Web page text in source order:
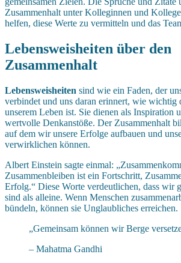
Zusammenhalt unter Kolleginnen und
helfen, diese Werte zu vermitteln und das
Lebensweisheiten über den
Zusammenhalt
Lebensweisheiten sind wie ein Faden, der
verbindet und uns daran erinnert, wie wichtig
unserem Leben ist. Sie dienen als Inspiration
wertvolle Denkanstöße. Der Zusammenhalt
auf dem wir unsere Erfolge aufbauen und
verwirklichen können.
Albert Einstein sagte einmal:
Zusammenbleiben ist ein Fortschritt,
Erfolg.“ Diese Worte verdeutlichen, dass wir
sind als alleine. Wenn Menschen
bündeln, können sie Unglaubliches erreichen.
„Gemeinsam können wir Berge
– Mahatma Gandhi